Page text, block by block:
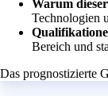
Warum
Technologien
Bereich und
Das prognostizierte